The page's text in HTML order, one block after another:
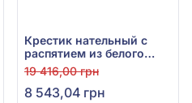
Крестик нательный с
распятием из белого
золота 585°, без вставки,
арт. 210205В
19 416,00 грн
8 543,04 грн